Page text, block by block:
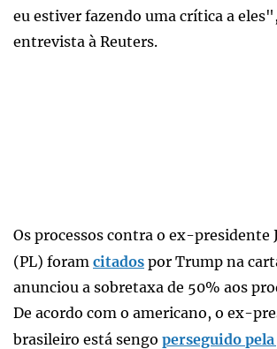
eu estiver fazendo uma crítica a
entrevista à Reuters.
Os processos contra o ex-presidente
(PL) foram citados por Trump na
anunciou a sobretaxa de 50% aos
De acordo com o americano, o ex-
brasileiro está sengo perseguido pela